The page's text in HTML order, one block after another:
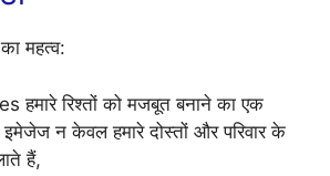
महत्व:
हमारे रिश्तों को मजबूत बनाने का एक
इमेजेज न केवल हमारे दोस्तों और परिवार के
हैं,